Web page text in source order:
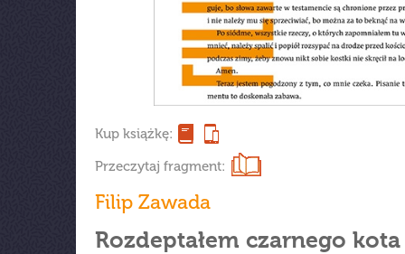
Kup książkę:
Przeczytaj fragment:
Filip Zawada
Rozdeptałem czarnego